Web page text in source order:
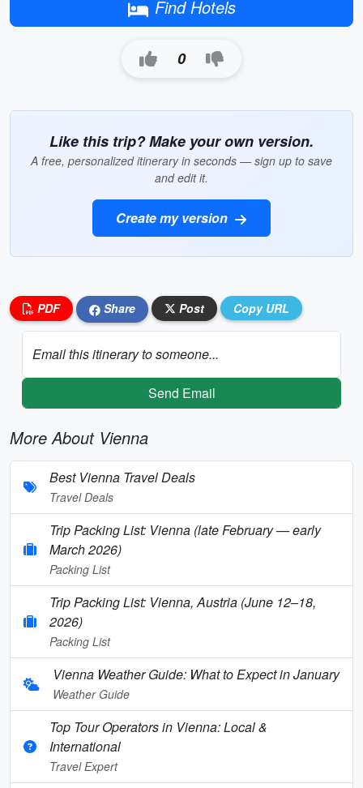
Find Hotels
0
Like this trip? Make your own version.
A free, personalized itinerary in seconds — sign up to save
and edit it.
Create my version
PDF Share Post Copy URL
Email this itinerary to someone...
Send Email
More About Vienna
Best Vienna Travel Deals
Travel Deals
Trip Packing List: Vienna (late February — early
March 2026)
Packing List
Trip Packing List: Vienna, Austria (June 12–18,
2026)
Packing List
Vienna Weather Guide: What to Expect in January
Weather Guide
Top Tour Operators in Vienna: Local &
International
Travel Expert